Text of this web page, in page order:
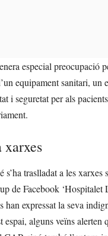
especial preocupació
equipament sanitari, un
i seguretat per als
xarxes
s’ha traslladat a les xarxes
de Facebook ‘Hospitalet
han expressat la seva
espai, alguns veïns alerten